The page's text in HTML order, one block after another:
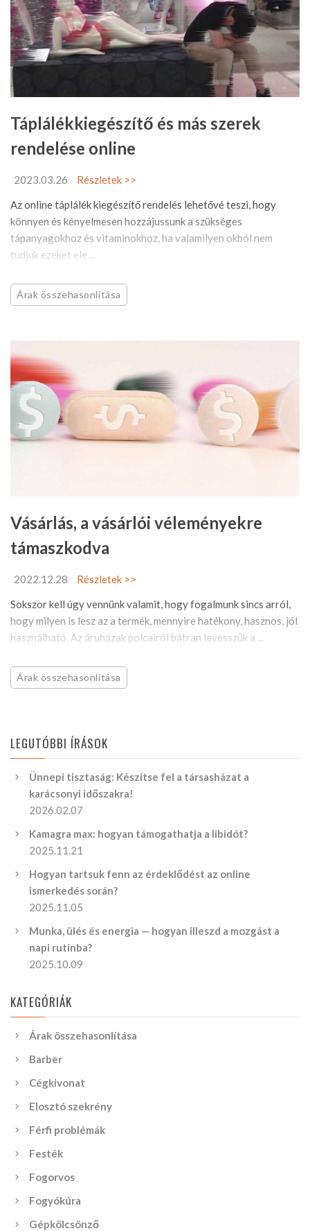
Táplálékkiegészítő és más szerek
rendelése online
2023.03.26
Részletek >>
Az online táplálék kiegészítő rendelés lehetővé teszi, hogy
könnyen és kényelmesen hozzájussunk a szükséges
tápanyagokhoz és vitaminokhoz, ha valamilyen okból nem
tudjuk ezeket ele ...
Árak összehasonlítása
Vásárlás, a vásárlói véleményekre
támaszkodva
2022.12.28
Részletek >>
Sokszor kell úgy vennünk valamit, hogy fogalmunk sincs arról,
hogy milyen is lesz az a termék, mennyire hatékony, hasznos, jól
használható. Az áruházak polcairól bátran levesszük a ...
Árak összehasonlítása
LEGUTÓBBI ÍRÁSOK
Ünnepi tisztaság: Készítse fel a társasházat a
karácsonyi időszakra!
2026.02.07
Kamagra max: hogyan támogathatja a libidót?
2025.11.21
Hogyan tartsuk fenn az érdeklődést az online
ismerkedés során?
2025.11.05
Munka, ülés és energia — hogyan illeszd a mozgást a
napi rutinba?
2025.10.09
KATEGÓRIÁK
Árak összehasonlítása
Barber
Cégkivonat
Elosztó szekrény
Férfi problémák
Festék
Fogorvos
Fogyókúra
Gépkölcsönző